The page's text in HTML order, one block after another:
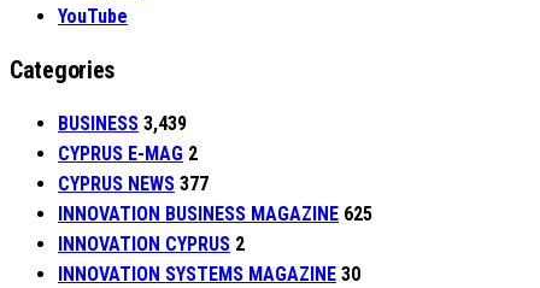
YouTube
Categories
BUSINESS 3,439
CYPRUS E-MAG 2
CYPRUS NEWS 377
INNOVATION BUSINESS MAGAZINE 625
INNOVATION CYPRUS 2
INNOVATION SYSTEMS MAGAZINE 30